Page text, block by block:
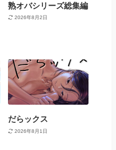
熟オバシリーズ総集編
2026年8月2日
だらックス
2026年8月1日